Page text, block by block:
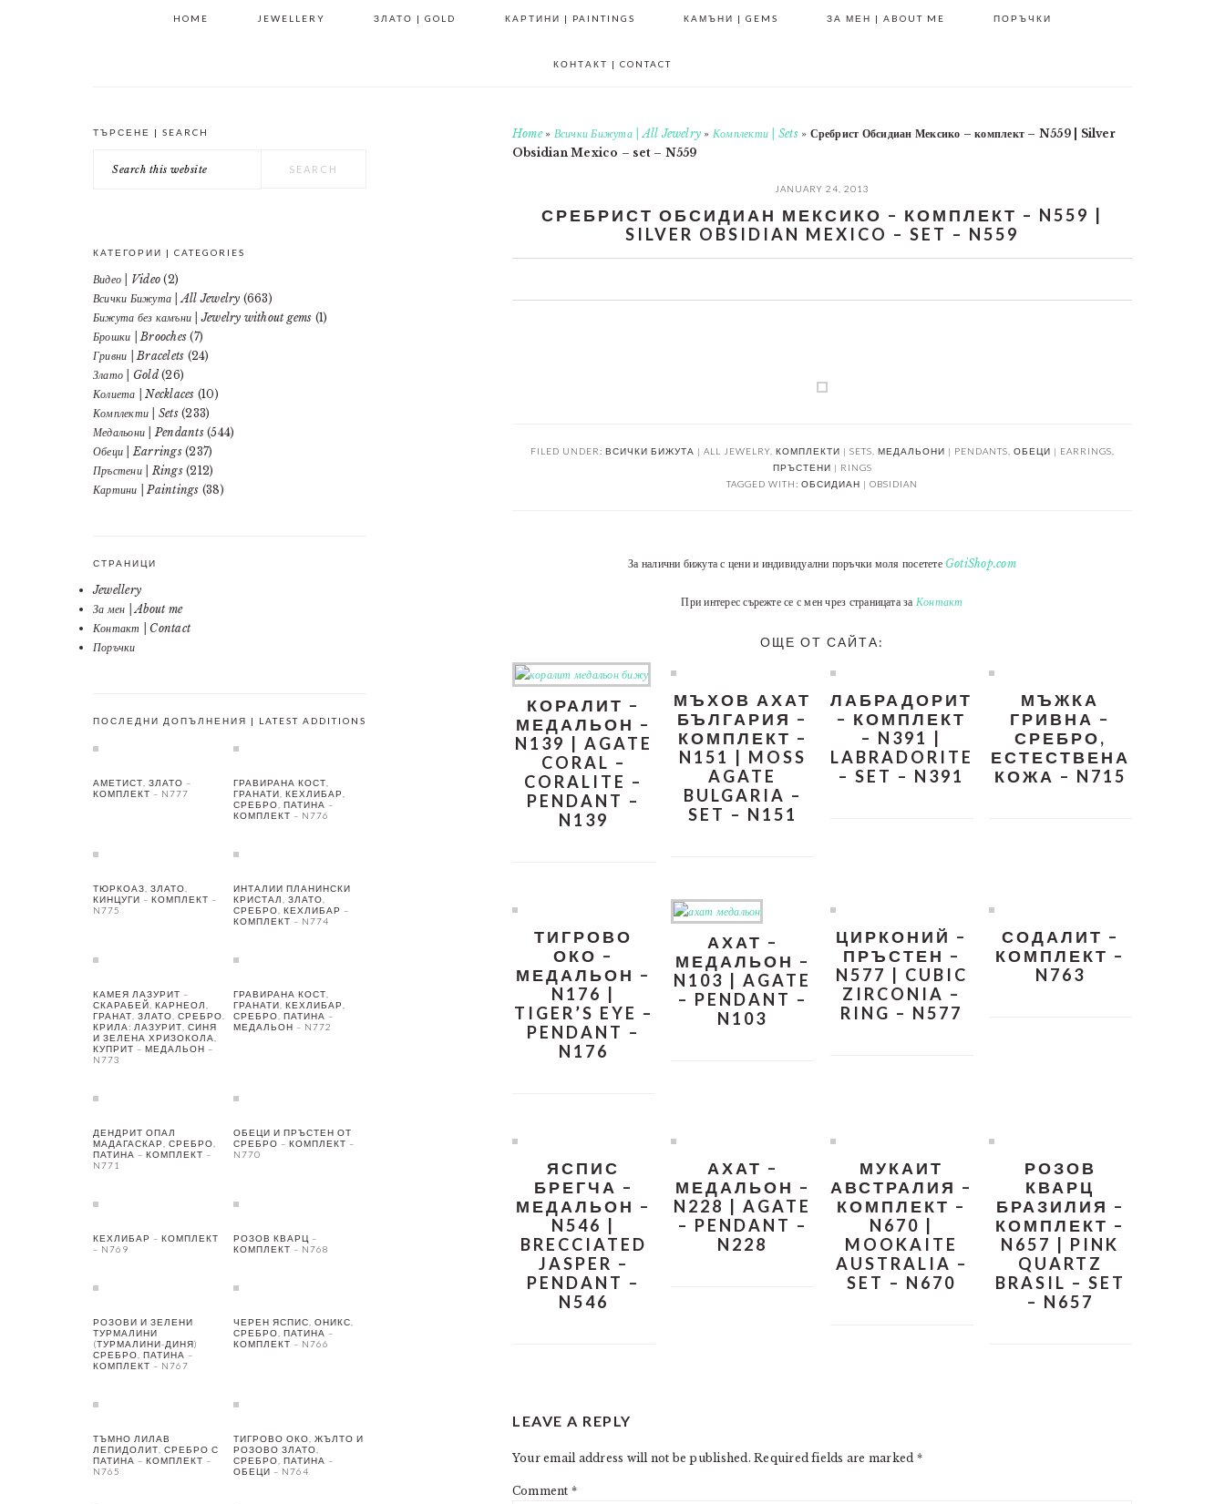
HOME JEWELLERY ЗЛАТО | GOLD КАРТИНИ | PAINTINGS КАМЪНИ | GEMS ЗА МЕН | ABOUT ME ПОРЪЧКИ
КОНТАКТ | CONTACT
Home» Всички Бижута | All Jewelry » Комплекти | Sets» Сребрист Обсидиан Мексико – комплект – N559 | Silver
Obsidian Mexico – set – N559
JANUARY 24, 2013
СРЕБРИСТ ОБСИДИАН МЕКСИКО – КОМПЛЕКТ – N559 |
SILVER OBSIDIAN MEXICO – SET – N559
FILED UNDER: ВСИЧКИ БИЖУТА | ALL JEWELRY, КОМПЛЕКТИ | SETS МЕДАЛЬОНИ | PENDANTS ОБЕЦИ | EARRINGS
ПРЪСТЕНИ | RINGS
TAGGED WITH: ОБСИДИАН | OBSIDIAN
За налични бижута с цени и индивидуални поръчки моля посетете GotiShop.com
При интерес сърежте се с мен чрез страницата за Контакт
ОЩЕ ОТ САЙТА:
КОРАЛИТ –
МЕДАЛЬОН –
N139 | AGATE
CORAL –
CORALITE –
PENDANT –
N139
МЪХОВ АХАТ
БЪЛГАРИЯ –
КОМПЛЕКТ –
N151 | MOSS
AGATE
BULGARIA –
SET – N151
ЛАБРАДОРИТ
– КОМПЛЕКТ
– N391 |
LABRADORITE
– SET – N391
МЪЖКА
ГРИВНА –
СРЕБРО,
ЕСТЕСТВЕНА
КОЖА – N715
ТИГРОВО
ОКО –
МЕДАЛЬОН –
N176 |
TIGER’S EYE –
PENDANT –
N176
АХАТ –
МЕДАЛЬОН –
N103 | AGATE
– PENDANT –
N103
ЦИРКОНИЙ –
ПРЪСТЕН –
N577 | CUBIC
ZIRCONIA –
RING – N577
СОДАЛИТ –
КОМПЛЕКТ –
N763
ЯСПИС
БРЕГЧА –
МЕДАЛЬОН –
N546 |
BRECCIATED
JASPER –
PENDANT –
N546
АХАТ –
МЕДАЛЬОН –
N228 | AGATE
– PENDANT –
N228
МУКАИТ
АВСТРАЛИЯ –
КОМПЛЕКТ –
N670 |
MOOKAITE
AUSTRALIA –
SET – N670
РОЗОВ
КВАРЦ
БРАЗИЛИЯ –
КОМПЛЕКТ –
N657 | PINK
QUARTZ
BRASIL – SET
– N657
INTERACTIONS
LEAVE A REPLY
Your email address will not be published. Required fields are marked *
Comment *
PRIMARY
SIDEBAR
ТЪРСЕНЕ | SEARCH
this
КАТЕГОРИИ | CATEGORIES
Видео | Video (2)
Всички Бижута | All Jewelry (663)
Бижута без камъни | Jewelry without gems (1)
Брошки | Brooches (7)
Гривни | Bracelets (24)
Злато | Gold(26)
Колиета | Necklaces (10)
Комплекти | Sets(233)
Медальони | Pendants(544)
Обеци | Earrings(237)
Пръстени | Rings(212)
Картини | Paintings (38)
СТРАНИЦИ
Jewellery
За мен | About me
Контакт | Contact
Поръчки
ПОСЛЕДНИ ДОПЪЛНЕНИЯ | LATEST ADDITIONS
АМЕТИСТ, ЗЛАТО –
КОМПЛЕКТ – N777
ГРАВИРАНА КОСТ,
ГРАНАТИ, КЕХЛИБАР,
СРЕБРО, ПАТИНА –
КОМПЛЕКТ – N776
ТЮРКОАЗ, ЗЛАТО,
КИНЦУГИ – КОМПЛЕКТ –
N775
ИНТАЛИИ ПЛАНИНСКИ
КРИСТАЛ, ЗЛАТО,
СРЕБРО, КЕХЛИБАР –
КОМПЛЕКТ – N774
КАМЕЯ ЛАЗУРИТ –
СКАРАБЕЙ, КАРНЕОЛ,
ГРАНАТ, ЗЛАТО, СРЕБРО.
КРИЛА: ЛАЗУРИТ, СИНЯ
И ЗЕЛЕНА ХРИЗОКОЛА,
КУПРИТ – МЕДАЛЬОН –
N773
ГРАВИРАНА КОСТ,
ГРАНАТИ, КЕХЛИБАР,
СРЕБРО, ПАТИНА –
МЕДАЛЬОН – N772
ДЕНДРИТ ОПАЛ
МАДАГАСКАР, СРЕБРО,
ПАТИНА – КОМПЛЕКТ –
N771
ОБЕЦИ И ПРЪСТЕН ОТ
СРЕБРО – КОМПЛЕКТ –
N770
КЕХЛИБАР – КОМПЛЕКТ
– N769
РОЗОВ КВАРЦ –
КОМПЛЕКТ – N768
РОЗОВИ И ЗЕЛЕНИ
ТУРМАЛИНИ
(ТУРМАЛИНИ-ДИНЯ)
СРЕБРО, ПАТИНА –
КОМПЛЕКТ – N767
ЧЕРЕН ЯСПИС, ОНИКС,
СРЕБРО, ПАТИНА –
КОМПЛЕКТ – N766
ТЪМНО ЛИЛАВ
ЛЕПИДОЛИТ, СРЕБРО С
ПАТИНА – КОМПЛЕКТ –
N765
ТИГРОВО ОКО, ЖЪЛТО И
РОЗОВО ЗЛАТО,
СРЕБРО, ПАТИНА –
ОБЕЦИ – N764